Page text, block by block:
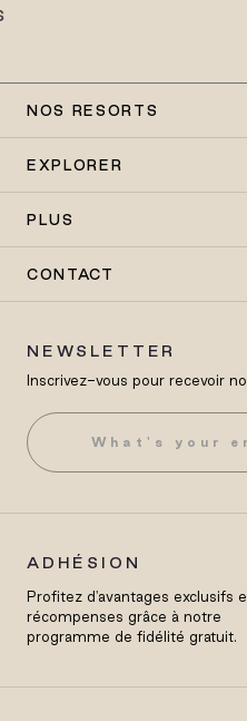
NOS RESORTS
EXPLORER
PLUS
CONTACT
NEWSLETTER
Inscrivez-vous pour recevoir
ADHÉSION
Profitez d'avantages exclusifs
récompenses grâce à notre
programme de fidélité gratuit.